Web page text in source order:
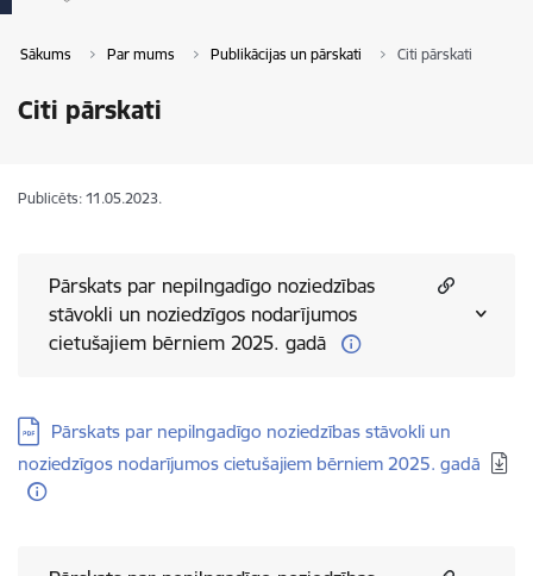
Sākums Par mums Publikācijas un pārskati Citi pārskati
Citi pārskati
Publicēts: 11.05.2023.
Pārskats par nepilngadīgo noziedzības
stāvokli un noziedzīgos nodarījumos
cietušajiem bērniem 2025. gadā
Lejupielādēt:
Pārskats par nepilngadīgo noziedzības stāvokli un
noziedzīgos nodarījumos cietušajiem bērniem 2025. gadā